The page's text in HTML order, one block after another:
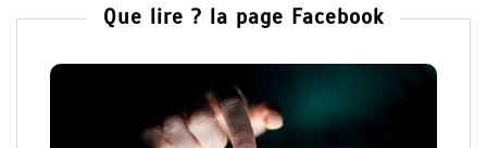
Que lire ? la page Facebook